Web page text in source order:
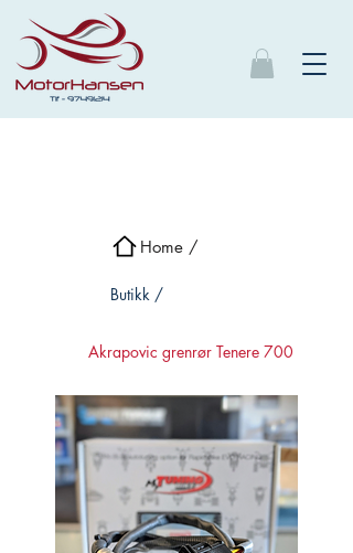
Home /
Butikk /
Akrapovic grenrør Tenere 700